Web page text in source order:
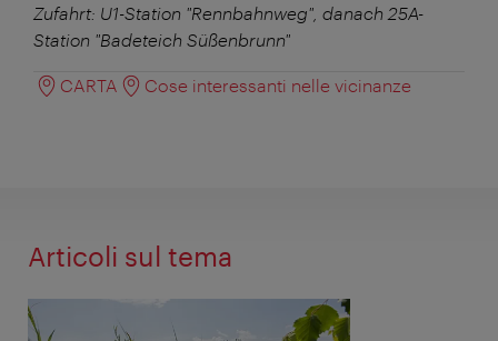
Zufahrt: U1-Station "Rennbahnweg", danach 25A-
Station "Badeteich Süßenbrunn"
CARTA Cose interessanti nelle vicinanze
Articoli sul tema